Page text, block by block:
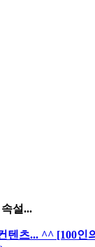
설...
텐츠... ^^ [100인